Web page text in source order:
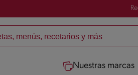
Nuestras marcas